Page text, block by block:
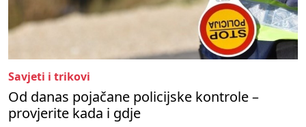
Savjeti i trikovi
Od danas pojačane policijske kontrole –
provjerite kada i gdje